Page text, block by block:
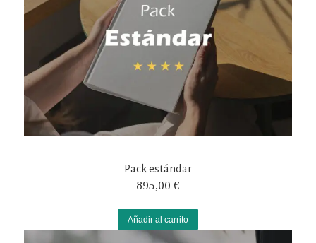
Pack estándar
895,00 €
Añadir al carrito